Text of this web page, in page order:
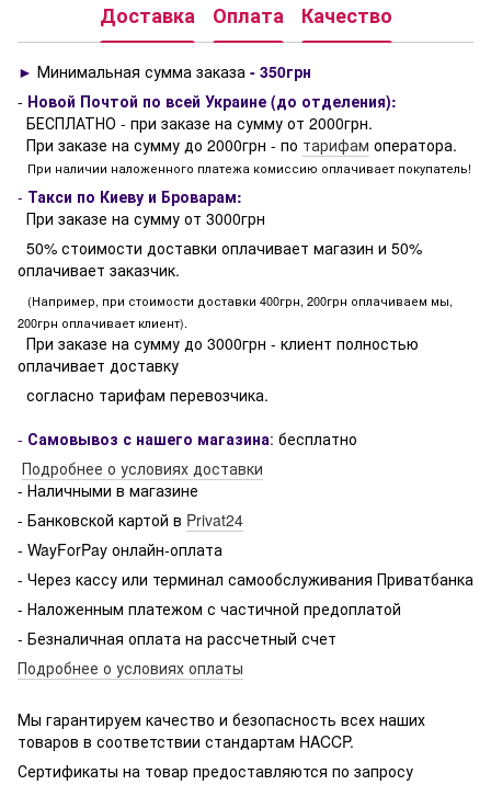
Доставка Оплата Качество
► Минимальная сумма заказа - 350грн
- Новой Почтой по всей Украине (до отделения):
БЕСПЛАТНО - при заказе на сумму от 2000грн.
При заказе на сумму до 2000грн - по тарифам оператора.
При наличии наложенного платежа комиссию оплачивает покупатель!
- Такси по Киеву и Броварам:
При заказе на сумму от 3000грн
50% стоимости доставки оплачивает магазин и 50%
оплачивает заказчик.
(Например, при стоимости доставки 400грн, 200грн оплачиваем мы,
200грн оплачивает клиент).
При заказе на сумму до 3000грн - клиент полностью
оплачивает доставку
согласно тарифам перевозчика.
- Самовывоз с нашего магазина: бесплатно
Подробнее о условиях доставки
- Наличными в магазине
- Банковской картой в Privat24
- WayForPay онлайн-оплата
- Через кассу или терминал самообслуживания Приватбанка
- Наложенным платежом с частичной предоплатой
- Безналичная оплата на рассчетный счет
Подробнее о условиях оплаты
Мы гарантируем качество и безопасность всех наших
товаров в соответствии стандартам HACCP.
Сертификаты на товар предоставляются по запросу